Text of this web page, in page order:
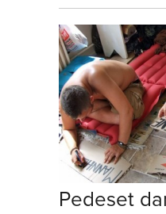
Pedeset